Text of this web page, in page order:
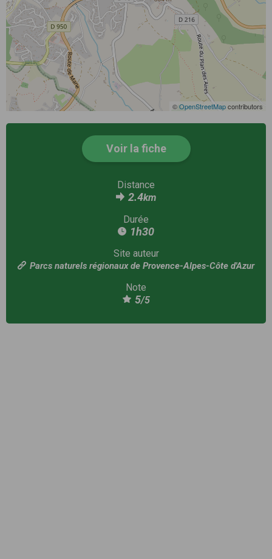
©OpenStreetMapcontributors
Voir la fiche
Distance
2.4km
Durée
1h30
Site auteur
Parcs naturels régionaux de Provence-Alpes-Côte d'Azur
Note
5/5